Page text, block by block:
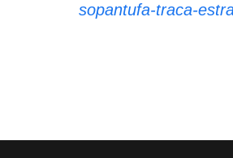
sopantufa-traca-